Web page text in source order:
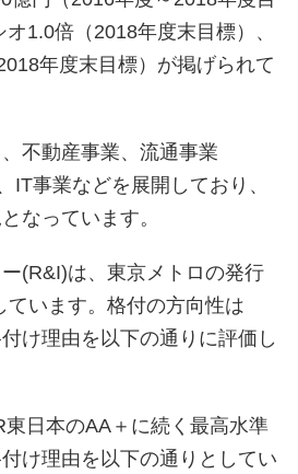
1.0倍（2018年度末目標）、
年度末目標）が掲げられて
不動産事業、流通事業
IT事業などを展開しており、
なっています。
(R&I)は、東京メトロの発行
ています。格付の方向性は
け理由を以下の通りに評価し
日本のAA＋に続く最高水準
け理由を以下の通りとしてい